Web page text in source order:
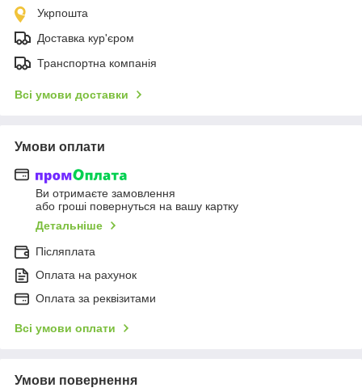
Укрпошта
Доставка кур'єром
Транспортна компанія
Всі умови доставки
Умови оплати
Ви отримаєте замовлення
або гроші повернуться на вашу картку
Детальніше
Післяплата
Оплата на рахунок
Оплата за реквізитами
Всі умови оплати
Умови повернення